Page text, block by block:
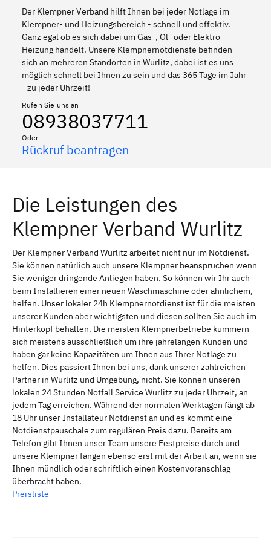
Der Klempner Verband hilft Ihnen bei jeder Notlage im
Klempner- und Heizungsbereich - schnell und effektiv.
Ganz egal ob es sich dabei um Gas-, Öl- oder Elektro-
Heizung handelt. Unsere Klempnernotdienste befinden
sich an mehreren Standorten in Wurlitz, dabei ist es uns
möglich schnell bei Ihnen zu sein und das 365 Tage im Jahr
- zu jeder Uhrzeit!
Rufen Sie uns an
08938037711
Oder
Rückruf beantragen
Die Leistungen des
Klempner Verband Wurlitz
Der Klempner Verband Wurlitz arbeitet nicht nur im Notdienst.
Sie können natürlich auch unsere Klempner beanspruchen wenn
Sie weniger dringende Anliegen haben. So können wir Ihr auch
beim Installieren einer neuen Waschmaschine oder ähnlichem,
helfen. Unser lokaler 24h Klempnernotdienst ist für die meisten
unserer Kunden aber wichtigsten und diesen sollten Sie auch im
Hinterkopf behalten. Die meisten Klempnerbetriebe kümmern
sich meistens ausschließlich um ihre jahrelangen Kunden und
haben gar keine Kapazitäten um Ihnen aus Ihrer Notlage zu
helfen. Dies passiert Ihnen bei uns, dank unserer zahlreichen
Partner in Wurlitz und Umgebung, nicht. Sie können unseren
lokalen 24 Stunden Notfall Service Wurlitz zu jeder Uhrzeit, an
jedem Tag erreichen. Während der normalen Werktagen fängt ab
18 Uhr unser Installateur Notdienst an und es kommt eine
Notdienstpauschale zum regulären Preis dazu. Bereits am
Telefon gibt Ihnen unser Team unsere Festpreise durch und
unsere Klempner fangen ebenso erst mit der Arbeit an, wenn sie
Ihnen mündlich oder schriftlich einen Kostenvoranschlag
überbracht haben.
Preisliste